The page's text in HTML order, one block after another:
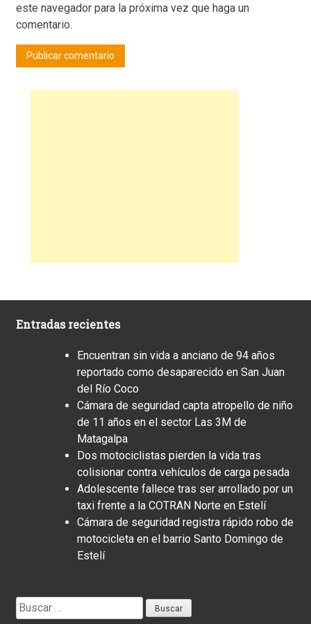
este navegador para la próxima vez que haga un
comentario.
Entradas recientes
Encuentran sin vida a anciano de 94 años
reportado como desaparecido en San Juan
del Río Coco
Cámara de seguridad capta atropello de niño
de 11 años en el sector Las 3M de
Matagalpa
Dos motociclistas pierden la vida tras
colisionar contra vehículos de carga pesada
Adolescente fallece tras ser arrollado por un
taxi frente a la COTRAN Norte en Estelí
Cámara de seguridad registra rápido robo de
motocicleta en el barrio Santo Domingo de
Estelí
Buscar: